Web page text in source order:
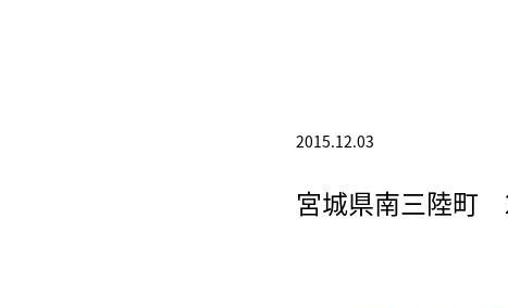
2015.12.03
宮城県南三陸町